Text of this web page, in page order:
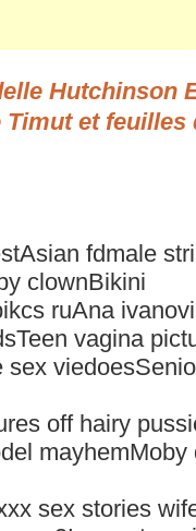
Hutchinson
et feuilles
fdmale
clownBikini
ruAna
vagina
sex
off hairy
sex stories